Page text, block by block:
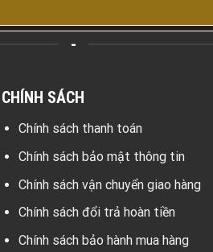
-
CHÍNH SÁCH
Chính sách thanh toán
Chính sách bảo mật thông tin
Chính sách vận chuyển giao hàng
Chính sách đổi trả hoàn tiền
Chính sách bảo hành mua hàng